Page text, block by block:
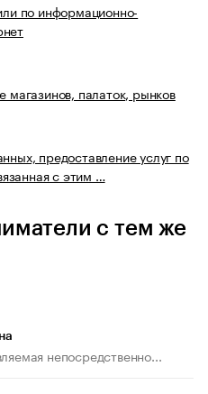
по информационно-
магазинов, палаток, рынков
предоставление услуг по
с этим …
с тем же
непосредственно...